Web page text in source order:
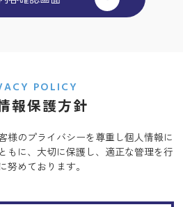
POLICY
報保護方針
様のプライバシーを尊重し個人情報に
に、 大切に保護し、適正な管理を行
努めております。